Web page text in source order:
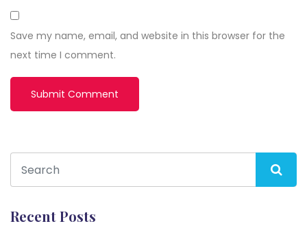
Save my name, email, and website in this browser for the
next time I comment.
Recent Posts